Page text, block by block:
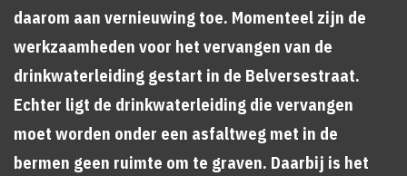
daarom aan vernieuwing toe. Momenteel zijn de
werkzaamheden voor het vervangen van de
drinkwaterleiding gestart in de Belversestraat.
Echter ligt de drinkwaterleiding die vervangen
moet worden onder een asfaltweg met in de
bermen geen ruimte om te graven. Daarbij is het